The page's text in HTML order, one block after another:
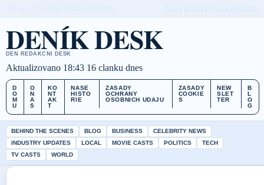
DENÍK DESK
DEN REDAKCNI DESK
Aktualizovano 18:43 16 clanku dnes
D
O
M
U
O
N
A
S
KO
NT
AK
T
NASE
HISTO
RIE
ZASADY
OCHRANY
OSOBNICH UDAJU
ZASADY
COOKIE
S
NEW
SLET
TER
B
L
O
G
BEHIND THE SCENES BLOG BUSINESS
CELEBRITY NEWS
INDUSTRY UPDATES
LOCAL MOVIE CASTS POLITICS
TECH
TV CASTS
WORLD